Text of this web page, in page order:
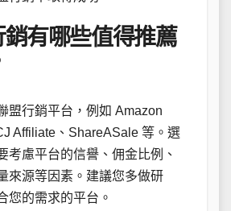
銷有哪些值得推薦
盟行銷平台，例如 Amazon
Affiliate、ShareASale 等。選
考慮平台的信譽、佣金比例、
來源等因素。建議您多做研
您的需求的平台。